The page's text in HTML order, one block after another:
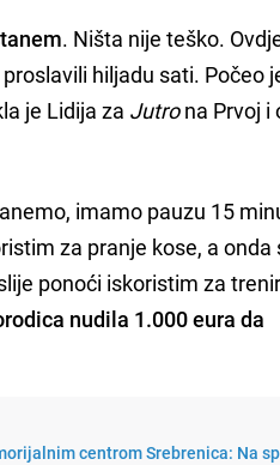
. Ništa nije teško.
hiljadu sati. Počeo
je Lidija za Jutrona Prvoj i
imamo pauzu 15
za pranje kose, a onda
ponoći iskoristim za
nudila 1.000 eura da
centrom Srebrenica: Na